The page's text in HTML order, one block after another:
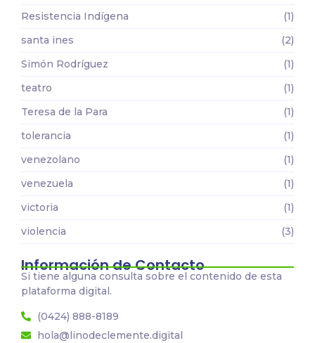
Resistencia Indígena
(1)
santa ines
(2)
Simón Rodríguez
(1)
teatro
(1)
Teresa de la Para
(1)
tolerancia
(1)
venezolano
(1)
venezuela
(1)
victoria
(1)
violencia
(3)
Información de Contacto
Si tiene alguna consulta sobre el contenido de esta
plataforma digital.
(0424) 888-8189
hola@linodeclemente.digital